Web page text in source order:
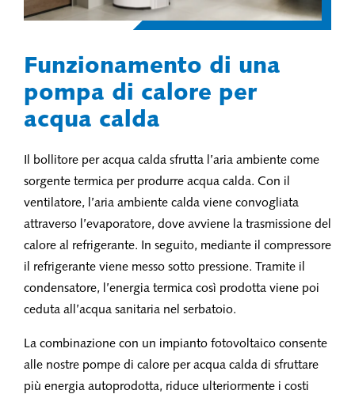
Funzionamento di una
pompa di calore per
acqua calda
Il bollitore per acqua calda sfrutta l’aria ambiente come
sorgente termica per produrre acqua calda. Con il
ventilatore, l’aria ambiente calda viene convogliata
attraverso l’evaporatore, dove avviene la trasmissione del
calore al refrigerante. In seguito, mediante il compressore
il refrigerante viene messo sotto pressione. Tramite il
condensatore, l’energia termica così prodotta viene poi
ceduta all’acqua sanitaria nel serbatoio.
La combinazione con un impianto fotovoltaico consente
alle nostre pompe di calore per acqua calda di sfruttare
più energia autoprodotta, riduce ulteriormente i costi